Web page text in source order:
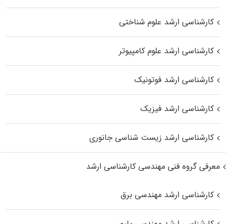
کارشناسی ارشد علوم شناختی
کارشناسی ارشد علوم کامپیوتر
کارشناسی ارشد فوتونیک
کارشناسی ارشد فیزیک
کارشناسی ارشد زیست‌ شناسی جانوری
معرفی گروه فنی مهندسی کارشناسی ارشد
کارشناسی ارشد مهندسی برق